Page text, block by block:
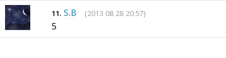
11. S.B (2013 08 28 20:57)
5